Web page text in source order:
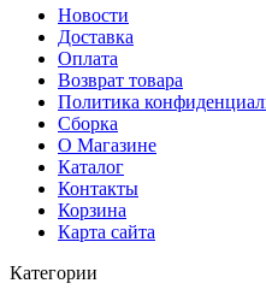
Новости
Доставка
Оплата
Возврат товара
Политика
Сборка
О Магазине
Каталог
Контакты
Корзина
Карта сайта
Категории